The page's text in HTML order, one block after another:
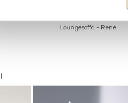
Loungesoffa - René